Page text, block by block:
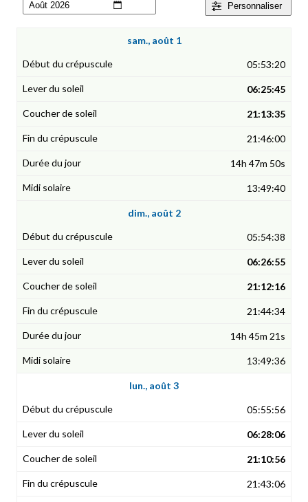
Personnaliser
sam., août 1
05:53:20
06:25:45
21:13:35
21:46:00
14h 47m 50s
13:49:40
dim., août 2
05:54:38
06:26:55
21:12:16
21:44:34
14h 45m 21s
13:49:36
lun., août 3
05:55:56
06:28:06
21:10:56
21:43:06